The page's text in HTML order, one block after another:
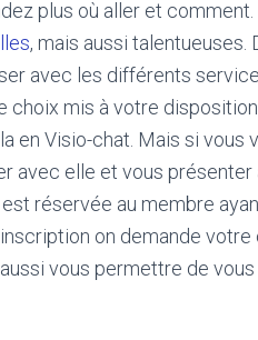
plus où aller et
, mais aussi talentueuses.
avec les différents
choix mis à votre
Visio-chat. Mais si vous
avec elle et vous présenter
réservée au membre
on demande votre
vous permettre de vous